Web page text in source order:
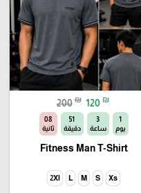
200 ₪ 120 ₪
1
يوم
3
ساعة
51
دقيقة
06
ثانية
Fitness Man T-Shirt
Xs
S
M
L
2Xl